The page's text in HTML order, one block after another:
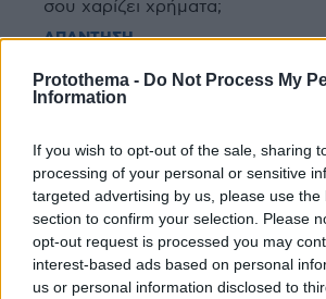
Protothema - Do Not Process My
Information
If you wish to opt-out of the sale, sharing
processing of your personal or sensitive
targeted advertising by us, please use the
section to confirm your selection. Please
opt-out request is processed you may
interest-based ads based on personal
us or personal information disclosed to
σου χαρίζει χρήματα;
ΑΠΑΝΤΗΣΗ
πέτρος
Τουλάχιστον μην ψηφίσετε το
διπλασιάζει τους μισθούς στους
προκλητικό και περιττό.
ΑΠΑΝΤΗΣΗ